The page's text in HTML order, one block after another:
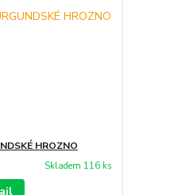
HROZNO
Skladem 116 ks